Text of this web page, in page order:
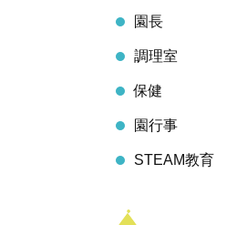
園長
調理室
保健
園行事
STEAM教育